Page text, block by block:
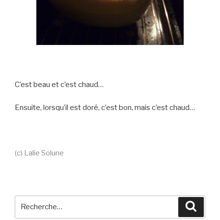
C’est beau et c’est chaud…
Ensuite, lorsqu’il est doré, c’est bon, mais c’est chaud…
(c) Lalie Solune